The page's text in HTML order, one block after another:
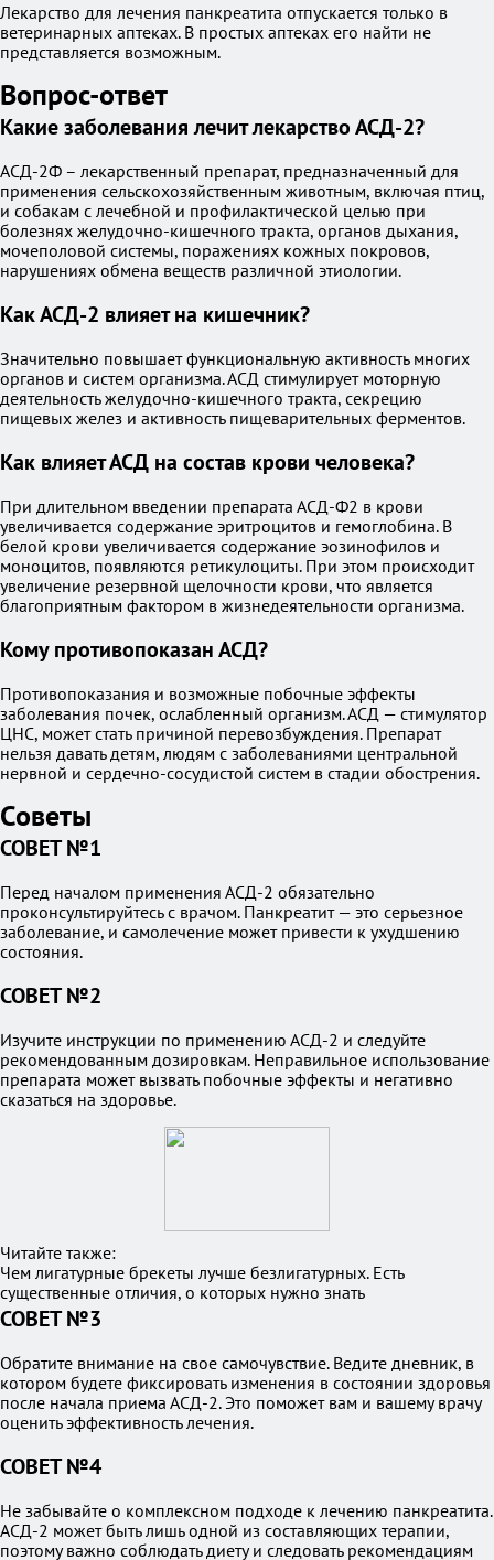
Лекарство для лечения панкреатита отпускается только в
ветеринарных аптеках. В простых аптеках его найти не
представляется возможным.
Вопрос-ответ
Какие заболевания лечит лекарство АСД-2?
АСД-2Ф – лекарственный препарат, предназначенный для
применения сельскохозяйственным животным, включая птиц,
и собакам с лечебной и профилактической целью при
болезнях желудочно-кишечного тракта, органов дыхания,
мочеполовой системы, поражениях кожных покровов,
нарушениях обмена веществ различной этиологии.
Как АСД-2 влияет на кишечник?
Значительно повышает функциональную активность многих
органов и систем организма. АСД стимулирует моторную
деятельность желудочно-кишечного тракта, секрецию
пищевых желез и активность пищеварительных ферментов.
Как влияет АСД на состав крови человека?
При длительном введении препарата АСД-Ф2 в крови
увеличивается содержание эритроцитов и гемоглобина. В
белой крови увеличивается содержание эозинофилов и
моноцитов, появляются ретикулоциты. При этом происходит
увеличение резервной щелочности крови, что является
благоприятным фактором в жизнедеятельности организма.
Кому противопоказан АСД?
Противопоказания и возможные побочные эффекты
заболевания почек, ослабленный организм. АСД — стимулятор
ЦНС, может стать причиной перевозбуждения. Препарат
нельзя давать детям, людям с заболеваниями центральной
нервной и сердечно-сосудистой систем в стадии обострения.
Советы
СОВЕТ №1
Перед началом применения АСД-2 обязательно
проконсультируйтесь с врачом. Панкреатит — это серьезное
заболевание, и самолечение может привести к ухудшению
состояния.
СОВЕТ №2
Изучите инструкции по применению АСД-2 и следуйте
рекомендованным дозировкам. Неправильное использование
препарата может вызвать побочные эффекты и негативно
сказаться на здоровье.
Читайте также:
Чем лигатурные брекеты лучше безлигатурных. Есть
существенные отличия, о которых нужно знать
СОВЕТ №3
Обратите внимание на свое самочувствие. Ведите дневник, в
котором будете фиксировать изменения в состоянии здоровья
после начала приема АСД-2. Это поможет вам и вашему врачу
оценить эффективность лечения.
СОВЕТ №4
Не забывайте о комплексном подходе к лечению панкреатита.
АСД-2 может быть лишь одной из составляющих терапии,
поэтому важно соблюдать диету и следовать рекомендациям